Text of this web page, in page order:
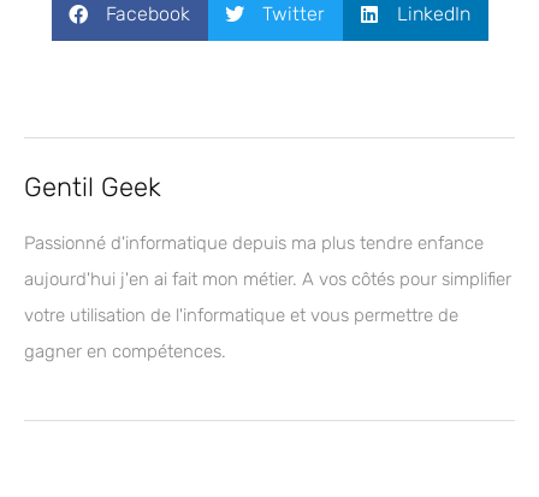
Facebook Twitter LinkedIn
Gentil Geek
Passionné d'informatique depuis ma plus tendre enfance
aujourd'hui j'en ai fait mon métier. A vos côtés pour simplifier
votre utilisation de l'informatique et vous permettre de
gagner en compétences.